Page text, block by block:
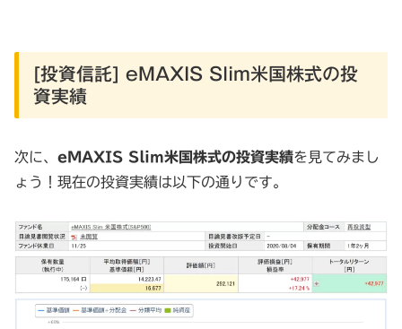
[投資信託] eMAXIS Slim米国株式の投
資実績
次に、 eMAXIS Slim米国株式の投資実績を見てみまし
ょう！現在の投資実績は以下の通りです。